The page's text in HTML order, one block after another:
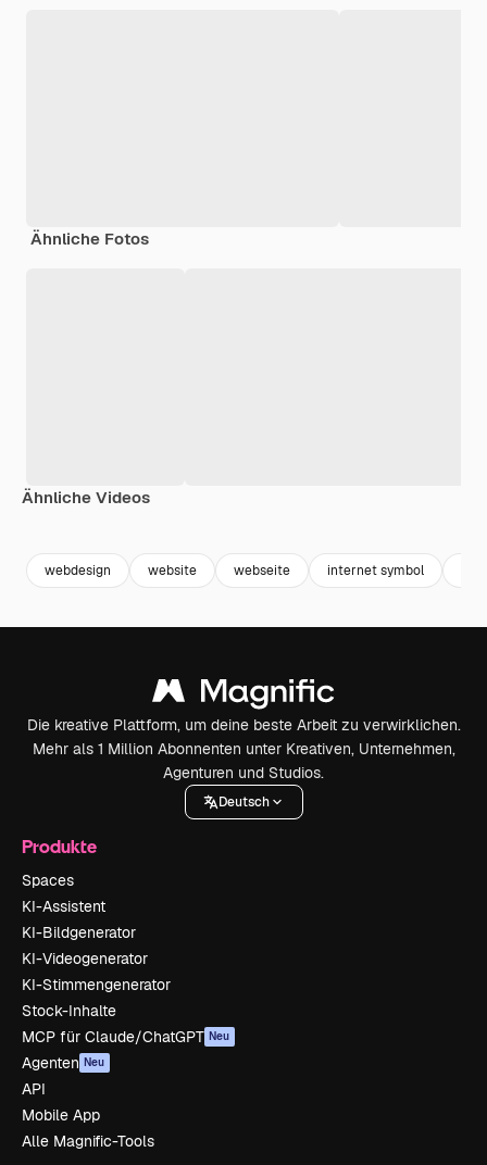
Ähnliche Fotos
Ähnliche Videos
webdesign website webseite internet symbol
Die kreative Plattform, um deine beste Arbeit zu verwirklichen.
Mehr als 1 Million Abonnenten unter Kreativen, Unternehmen,
Agenturen und Studios.
Deutsch
Produkte
Spaces
KI-Assistent
KI-Bildgenerator
KI-Videogenerator
KI-Stimmengenerator
Stock-Inhalte
MCP für Claude/ChatGPT Neu
Agenten Neu
API
Mobile App
Alle Magnific-Tools